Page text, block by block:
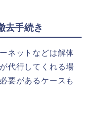
去手続き
ネットなどは解体
代行してくれる場
要があるケースも